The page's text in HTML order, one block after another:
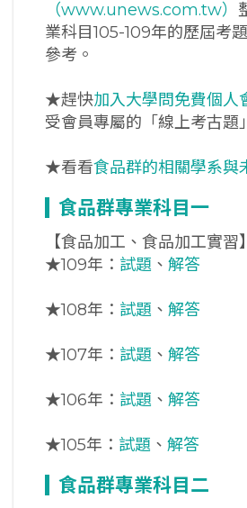
（www.unews.com.tw）
業科目105-109年的歷屆考
參考。
★趕快加入大學問免費個人
受會員專屬的「線上考古題
★看看食品群的相關學系與
食品群專業科目一
【食品加工、食品加工實習】
★109年： 試題 、 解答
★108年： 試題 、 解答
★107年： 試題 、 解答
★106年： 試題 、 解答
★105年： 試題 、 解答
食品群專業科目二